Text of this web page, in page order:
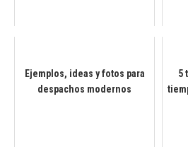
Ejemplos, ideas y fotos para
despachos modernos
5